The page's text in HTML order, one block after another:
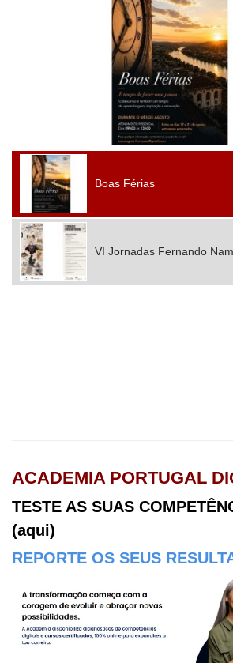
Boas Férias
VI Jornadas Fernando
ACADEMIA PORTUGAL
TESTE AS SUAS
(aqui)
REPORTE OS SEUS